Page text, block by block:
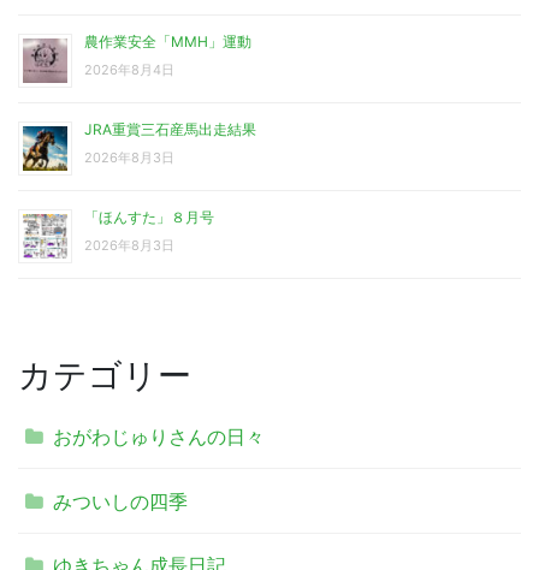
農作業安全「MMH」運動
2026年8月4日
JRA重賞三石産馬出走結果
2026年8月3日
「ほんすた」８月号
2026年8月3日
カテゴリー
おがわじゅりさんの日々
みついしの四季